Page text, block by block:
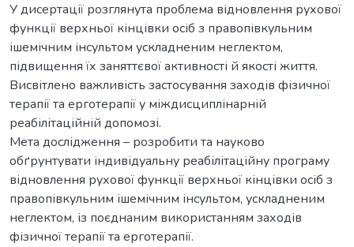
У дисертації розглянута проблема відновлення рухової
функції верхньої кінцівки осіб з правопівкульним
ішемічним інсультом ускладненим неглектом,
підвищення їх заняттєвої активності й якості життя.
Висвітлено важливість застосування заходів фізичної
терапії та ерготерапії у міждисциплінарній
реабілітаційній допомозі.
Мета дослідження – розробити та науково
обґрунтувати індивідуальну реабілітаційну програму
відновлення рухової функції верхньої кінцівки осіб з
правопівкульним ішемічним інсультом, ускладненим
неглектом, із поєднаним використанням заходів
фізичної терапії та ерготерапії.